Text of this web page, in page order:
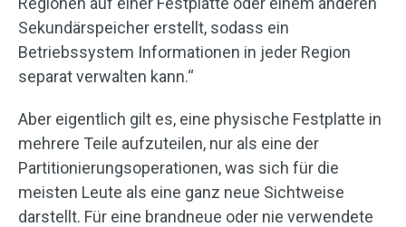
Sekundärspeicher erstellt, sodass ein
Betriebssystem Informationen in jeder Region
separat verwalten kann.“
Aber eigentlich gilt es, eine physische Festplatte in
mehrere Teile aufzuteilen, nur als eine der
Partitionierungsoperationen, was sich für die
meisten Leute als eine ganz neue Sichtweise
darstellt. Für eine brandneue oder nie verwendete